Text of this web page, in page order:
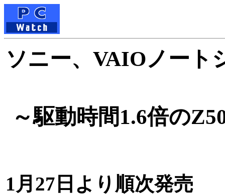
ソニー、VAIOノート
～駆動時間1.6倍の
1月27日より順次発売